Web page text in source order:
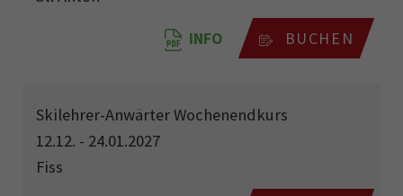
INFO BUCHEN
Skilehrer-Anwärter Wochenendkurs
12.12. - 24.01.2027
Fiss